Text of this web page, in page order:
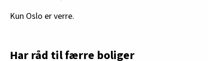
Kun Oslo er verre.
Har råd til færre boliger